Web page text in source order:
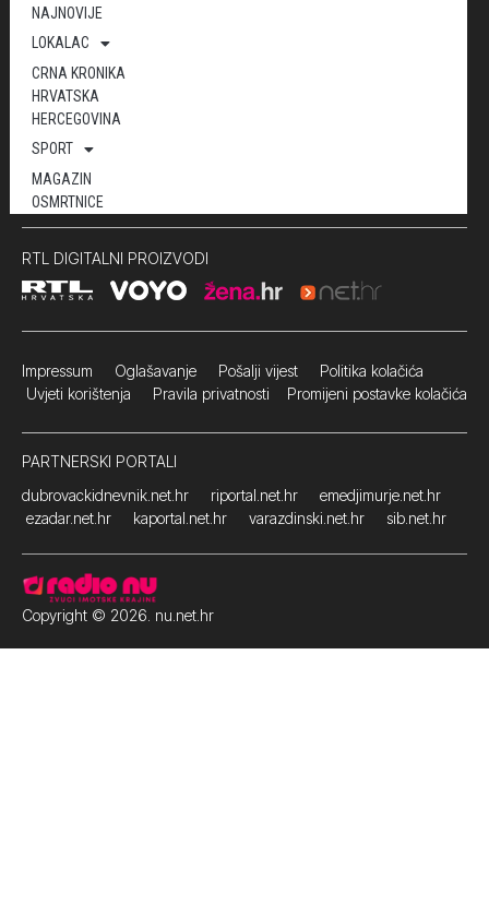
NAJNOVIJE
LOKALAC
CRNA KRONIKA
HRVATSKA
HERCEGOVINA
SPORT
MAGAZIN
OSMRTNICE
RTL DIGITALNI PROIZVODI
Impressum Oglašavanje Pošalji vijest Politika kolačića
Uvjeti korištenja Pravila privatnosti Promijeni postavke kolačića
PARTNERSKI PORTALI
dubrovackidnevnik.net.hr
riportal.net.hr
emedjimurje.net.hr
ezadar.net.hr
kaportal.net.hr varazdinski.net.hr sib.net.hr
Copyright © 2026. nu.net.hr